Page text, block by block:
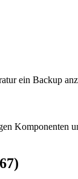
ein Backup
Komponenten